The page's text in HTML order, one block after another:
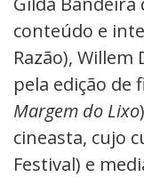
conteúdo e
Razão),
pela edição de
Margem do Lixo
cineasta, cujo
Festival) e